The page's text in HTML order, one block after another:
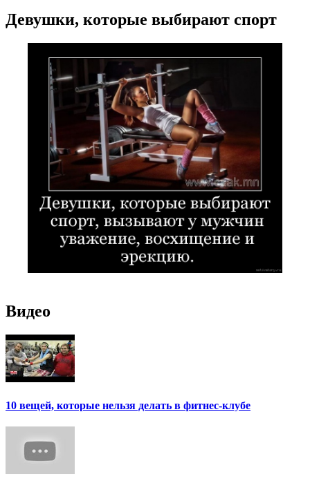
Девушки, которые выбирают спорт
Видео
10 вещей, которые нельзя делать в фитнес-клубе